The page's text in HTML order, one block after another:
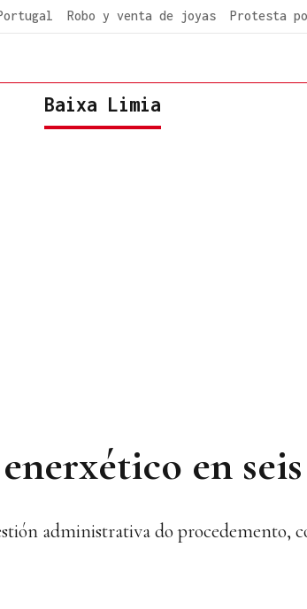
Robo y venta de joyas Protesta
Baixa Limia
en
administrativa do procedemento,